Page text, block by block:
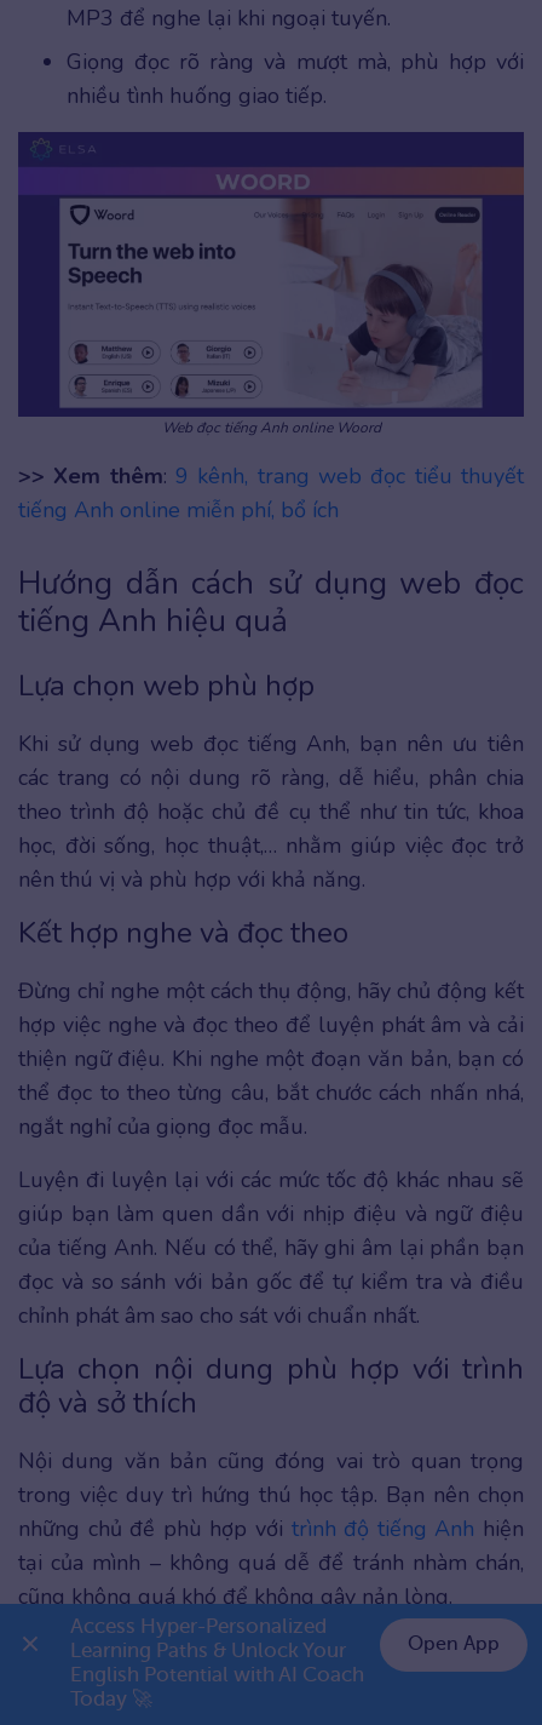
MP3 để nghe lại khi ngoại tuyến.
Giọng đọc rõ ràng và mượt mà, phù hợp với
nhiều tình huống giao tiếp.
Web đọc tiếng Anh online Woord
>> Xem thêm: 9 kênh, trang web đọc tiểu thuyết
tiếng Anh online miễn phí, bổ ích
Hướng dẫn cách sử dụng web đọc
tiếng Anh hiệu quả
Lựa chọn web phù hợp
Khi sử dụng web đọc tiếng Anh, bạn nên ưu tiên
các trang có nội dung rõ ràng, dễ hiểu, phân chia
theo trình độ hoặc chủ đề cụ thể như tin tức, khoa
học, đời sống, học thuật,… nhằm giúp việc đọc trở
nên thú vị và phù hợp với khả năng.
Kết hợp nghe và đọc theo
Đừng chỉ nghe một cách thụ động, hãy chủ động kết
hợp việc nghe và đọc theo để luyện phát âm và cải
thiện ngữ điệu. Khi nghe một đoạn văn bản, bạn có
thể đọc to theo từng câu, bắt chước cách nhấn nhá,
ngắt nghỉ của giọng đọc mẫu.
Luyện đi luyện lại với các mức tốc độ khác nhau sẽ
giúp bạn làm quen dần với nhịp điệu và ngữ điệu
của tiếng Anh. Nếu có thể, hãy ghi âm lại phần bạn
đọc và so sánh với bản gốc để tự kiểm tra và điều
chỉnh phát âm sao cho sát với chuẩn nhất.
Lựa chọn nội dung phù hợp với trình
độ và sở thích
Nội dung văn bản cũng đóng vai trò quan trọng
trong việc duy trì hứng thú học tập. Bạn nên chọn
những chủ đề phù hợp với trình độ tiếng Anh hiện
tại của mình – không quá dễ để tránh nhàm chán,
cũng không quá khó để không gây nản lòng.
Ưu tiên các đoạn văn ngắn, dễ hiểu, liên quan đến
các chủ đề mà bạn yêu thích như truyện ngắn, tin
tức đơn giản, đời sống, thể thao hay du lịch. Khi học
👉 Premium 1 năm chỉ 799K
Access Hyper-Personalized
Learning Paths & Unlock Your
English Potential with AI Coach
Today 🚀
Open App